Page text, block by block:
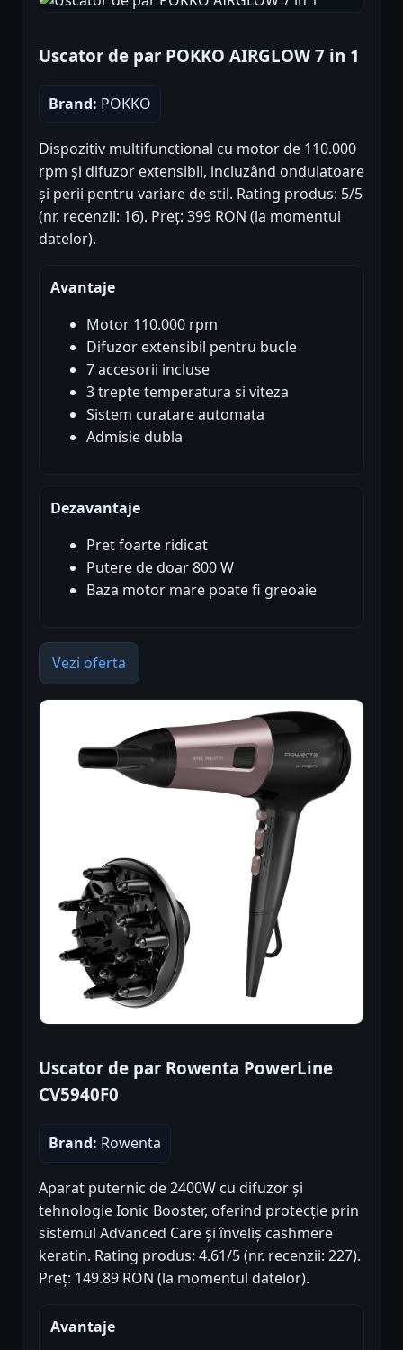
Uscator de par POKKO AIRGLOW 7 in 1
Brand: POKKO
Dispozitiv multifunctional cu motor de 110.000
rpm și difuzor extensibil, incluzând ondulatoare
și perii pentru variare de stil. Rating produs: 5/5
(nr. recenzii: 16). Preț: 399 RON (la momentul
datelor).
Avantaje
Motor 110.000 rpm
Difuzor extensibil pentru bucle
7 accesorii incluse
3 trepte temperatura si viteza
Sistem curatare automata
Admisie dubla
Dezavantaje
Pret foarte ridicat
Putere de doar 800 W
Baza motor mare poate fi greoaie
Vezi oferta
Uscator de par Rowenta PowerLine
CV5940F0
Brand: Rowenta
Aparat puternic de 2400W cu difuzor și
tehnologie Ionic Booster, oferind protecție prin
sistemul Advanced Care și înveliș cashmere
keratin. Rating produs: 4.61/5 (nr. recenzii: 227).
Preț: 149.89 RON (la momentul datelor).
Avantaje